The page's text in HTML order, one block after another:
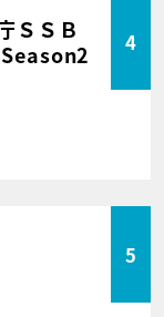
ＳＳＢ
4
5